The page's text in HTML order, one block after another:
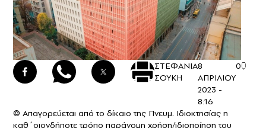
ΣΤΕΦΑΝΙΑ
ΣΟΥΚΗ
8
ΑΠΡΙΛΙΟΥ
2023 -
8:16
0
© Απαγορεύεται από το δίκαιο της Πνευμ. Ιδιοκτησίας η
καθ΄οιονδήποτε τρόπο παράνομη χρήση/ιδιοποίηση του